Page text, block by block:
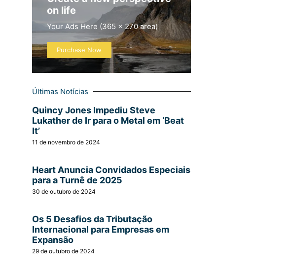
on life
Your Ads Here (365 x 270 area)
Purchase Now
Últimas Notícias
Quincy Jones Impediu Steve
Lukather de Ir para o Metal em ‘Beat
It’
11 de novembro de 2024
Heart Anuncia Convidados Especiais
para a Turnê de 2025
30 de outubro de 2024
Os 5 Desafios da Tributação
Internacional para Empresas em
Expansão
29 de outubro de 2024